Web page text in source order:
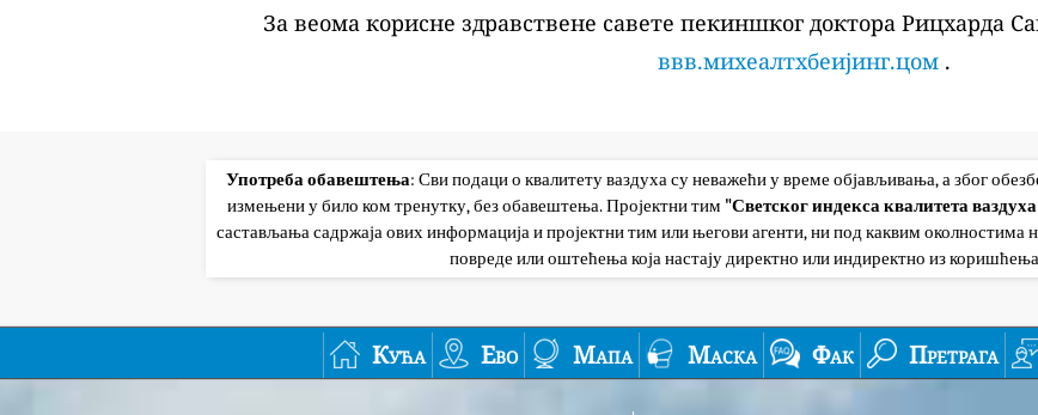
За веома корисне здравствене савете пекиншког доктора Рицхарда
ввв.михеалтхбеијинг.цом.
Употреба обавештења: Сви подаци о квалитету ваздуха су неважећи у време објављивања, а због
измењени у било ком тренутку, без обавештења. Пројектни тим "Светског индекса квалитета
састављања садржаја ових информација и пројектни тим или његови агенти, ни под каквим околностима
повреде или оштећења која настају директно или индиректно из
Кућа Ево Мапа Маска Фак Претрага